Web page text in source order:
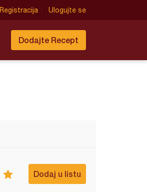
Registracija Ulogujte se
Dodajte Recept
Dodaj u listu